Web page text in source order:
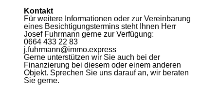
Kontakt
Für weitere Informationen oder zur Vereinbarung
eines Besichtigungstermins steht Ihnen Herr
Josef Fuhrmann gerne zur Verfügung:
0664 433 22 83
j.fuhrmann@immo.express
Gerne unterstützen wir Sie auch bei der
Finanzierung bei diesem oder einem anderen
Objekt. Sprechen Sie uns darauf an, wir beraten
Sie gerne.